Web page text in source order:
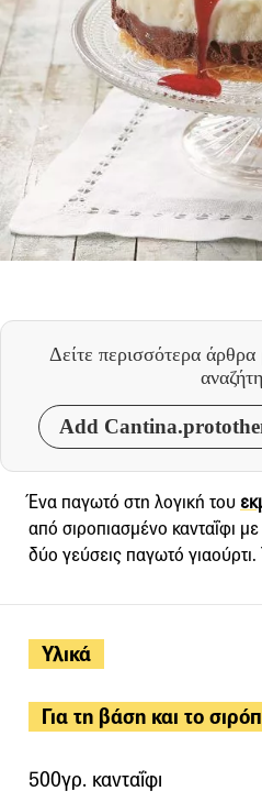
Δείτε περισσότερα άρθρα
Add
Υλικά
Για τη βάση και το
500γρ. κανταΐφι
Ένα παγωτό στη λογική του
από σιροπιασμένο κανταΐφι
δύο γεύσεις παγωτό